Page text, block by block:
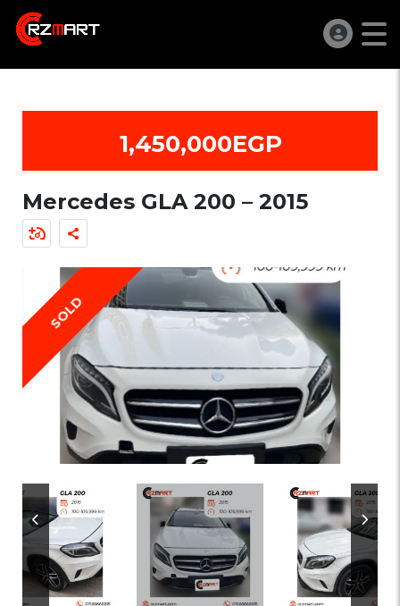
1,450,000EGP
Mercedes GLA 200 – 2015
SOLD